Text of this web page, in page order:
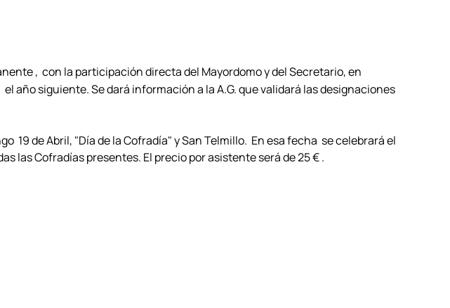
, con la participación directa del Mayordomo y del Secretario, en
año siguiente. Se dará información a la A.G. que validará las designaciones
19 de Abril, "Día de la Cofradía" y San Telmillo. En esa fecha se celebrará el
las Cofradías presentes. El precio por asistente será de 25 € .